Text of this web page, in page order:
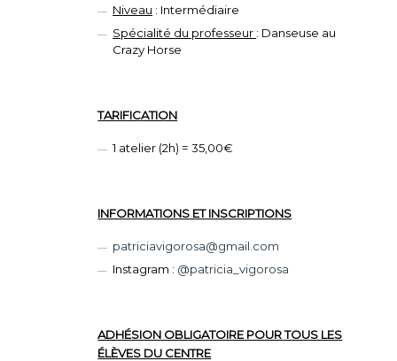
Niveau : Intermédiaire
Spécialité du professeur : Danseuse au
Crazy Horse
TARIFICATION
1 atelier (2h) = 35,00€
INFORMATIONS ET INSCRIPTIONS
patriciavigorosa@gmail.com
Instagram : @patricia_vigorosa
ADHÉSION OBLIGATOIRE POUR TOUS LES
ÉLÈVES DU CENTRE